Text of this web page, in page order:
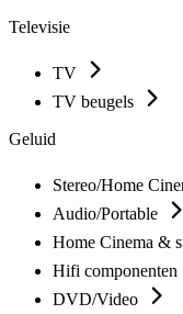
Televisie
TV
TV beugels
Geluid
Stereo/Home
Audio/Portable
Home Cinema &
Hifi componenten
DVD/Video